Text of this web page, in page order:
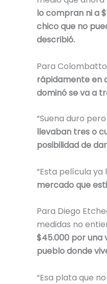
lo compran ni a
chico que no
describió.
Para
rápidamente en
dominó se va a
“Suena duro
llevaban tres o
posibilidad de
“Esta película
mercado que
Para Diego
medidas no
$45.000 por una
pueblo donde
“Esa plata que